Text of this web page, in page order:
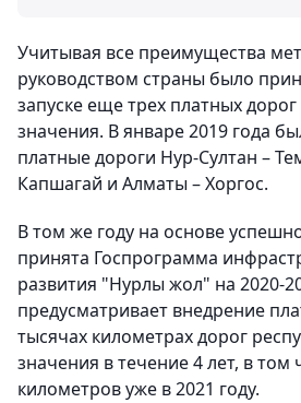
Учитывая все преимущества
руководством страны было
запуске еще трех платных
значения. В январе 2019 года
платные дороги Нур-Султан –
Капшагай и Алматы – Хоргос.
В том же году на основе
принята Госпрограмма
развития "Нурлы жол" на 2020-
предусматривает внедрение
тысячах километрах дорог
значения в течение 4 лет, в том
километров уже в 2021 году.